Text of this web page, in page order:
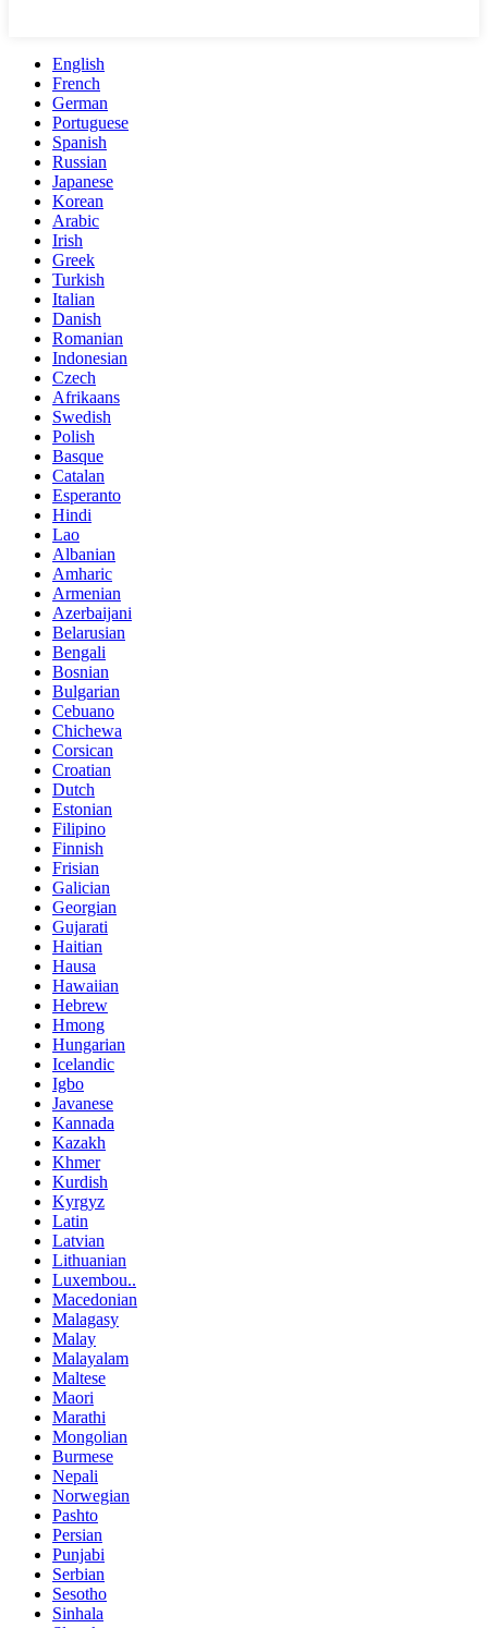
English
French
German
Portuguese
Spanish
Russian
Japanese
Korean
Arabic
Irish
Greek
Turkish
Italian
Danish
Romanian
Indonesian
Czech
Afrikaans
Swedish
Polish
Basque
Catalan
Esperanto
Hindi
Lao
Albanian
Amharic
Armenian
Azerbaijani
Belarusian
Bengali
Bosnian
Bulgarian
Cebuano
Chichewa
Corsican
Croatian
Dutch
Estonian
Filipino
Finnish
Frisian
Galician
Georgian
Gujarati
Haitian
Hausa
Hawaiian
Hebrew
Hmong
Hungarian
Icelandic
Igbo
Javanese
Kannada
Kazakh
Khmer
Kurdish
Kyrgyz
Latin
Latvian
Lithuanian
Luxembou..
Macedonian
Malagasy
Malay
Malayalam
Maltese
Maori
Marathi
Mongolian
Burmese
Nepali
Norwegian
Pashto
Persian
Punjabi
Serbian
Sesotho
Sinhala